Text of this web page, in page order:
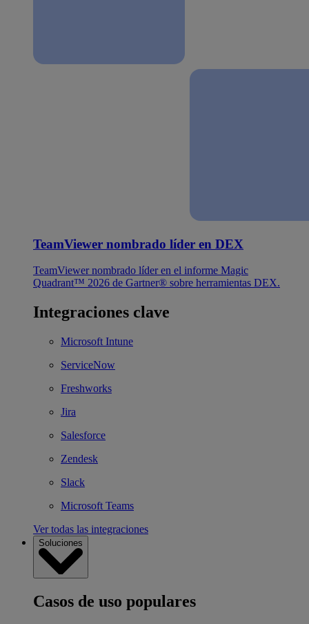
TeamViewer nombrado líder en DEX
TeamViewer nombrado líder en el informe Magic
Quadrant™ 2026 de Gartner® sobre herramientas DEX.
Integraciones clave
Microsoft Intune
ServiceNow
Freshworks
Jira
Salesforce
Zendesk
Slack
Microsoft Teams
Ver todas las integraciones
Soluciones
Casos de uso populares